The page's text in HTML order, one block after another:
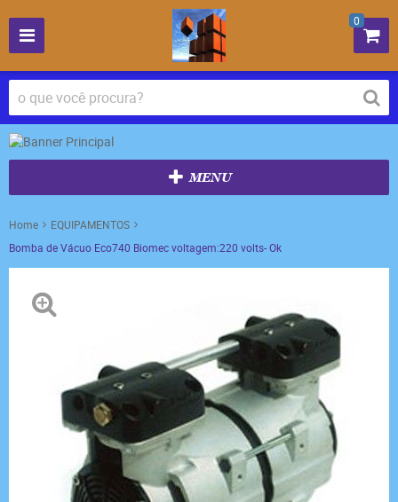
0
MENU
Home
EQUIPAMENTOS
Bomba de Vácuo Eco740 Biomec voltagem:220 volts- Ok